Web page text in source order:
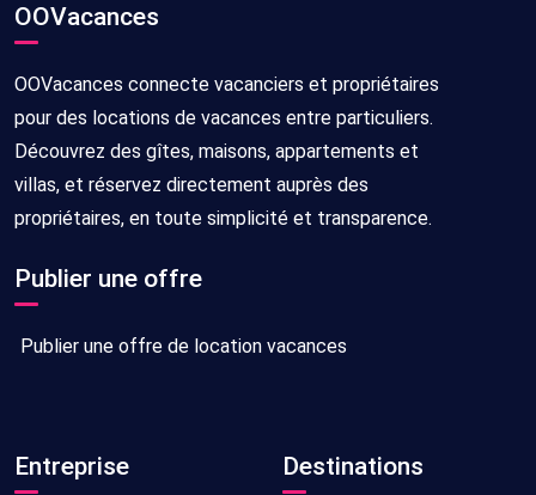
OOVacances
OOVacances connecte vacanciers et propriétaires
pour des locations de vacances entre particuliers.
Découvrez des gîtes, maisons, appartements et
villas, et réservez directement auprès des
propriétaires, en toute simplicité et transparence.
Publier une offre
Publier une offre de location vacances
Entreprise Destinations